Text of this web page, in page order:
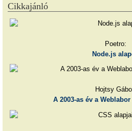
Cikkajánló
Poetro:
Node.js
Hojtsy
A 2003-as év a